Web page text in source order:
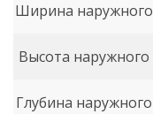
Ширина
Высота наружного
Глубина